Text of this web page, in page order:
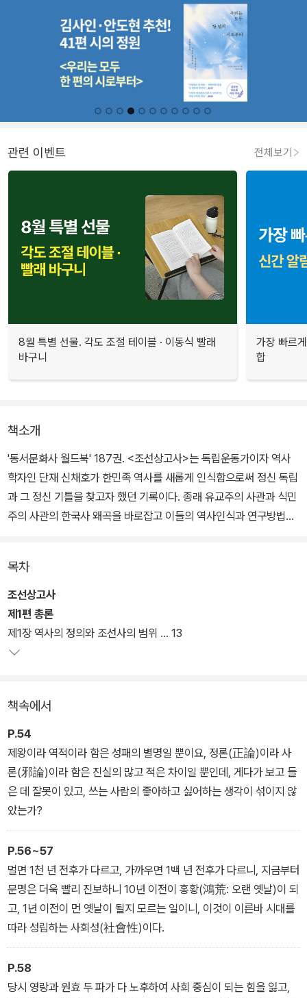
관련 이벤트 전체보기
8월 특별 선물. 각도 조절 테이블 · 이동식 빨래
바구니
가장 빠르
합
책소개
'동서문화사 월드북' 187권. <조선상고사>는 독립운동가이자 역사
학자인 단재 신채호가 한민족 역사를 새롭게 인식함으로써 정신 독립
과 그 정신 기틀을 찾고자 했던 기록이다. 종래 유교주의 사관과 식민
주의 사관의 한국사 왜곡을 바로잡고 이들의 역사인식과 연구방법을
<한국통사>는 독립운동가이자 역사학자, 대한민국임시정부 제2대
대통령을 지낸 백암 박은식이 근대 역사학적 방법론에 따라 민족주체
적 관점에서 한국 근대사를 정리한 근대 민족사학의 기념비적인 저작
이다. 파란과 역경으로 얼룩진 시대의 변천상을 뚜렷한 민족의식에
따라 쓴 성찰과 반성의 글로서 1863년 고종 즉위와 흥선대원군 집권
목차
조선상고사
제1편 총론
제1장 역사의 정의와 조선사의 범위 … 13
책속에서
P.54
제왕이라 역적이라 함은 성패의 별명일 뿐이요, 정론(正論)이라 사
론(邪論)이라 함은 진실의 많고 적은 차이일 뿐인데, 게다가 보고 들
은 데 잘못이 있고, 쓰는 사람의 좋아하고 싫어하는 생각이 섞이지 않
았는가?
P.56~57
멀면 1천 년 전후가 다르고, 가까우면 1백 년 전후가 다르니, 지금부터
문명은 더욱 빨리 진보하니 10년 이전이 홍황(鴻荒: 오랜 옛날)이 되
고, 1년 이전이 먼 옛날이 될지 모르는 일이니, 이것이 이른바 시대를
따라 성립하는 사회성(社會性)이다.
P.58
당시 영랑과 원효 두 파가 다 노후하여 사회 중심이 되는 힘을 잃고,